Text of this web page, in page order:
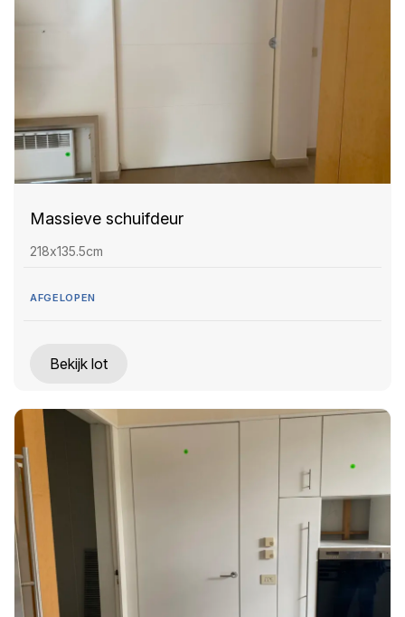
Massieve schuifdeur
218x135.5cm
AFGELOPEN
Bekijk lot